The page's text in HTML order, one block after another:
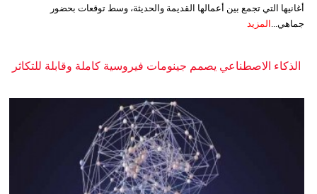
أغانيها التي تجمع بين أعمالها القديمة والحديثة، وسط توقعات بحضور
جماهي...
المزيد
الذكاء الاصطناعي يصمم جينومات فيروسية كاملة وقابلة للتكاثر